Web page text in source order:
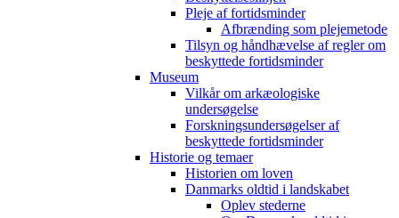
Pleje af fortidsminder
Afbrænding som plejemetode
Tilsyn og håndhævelse af regler om
beskyttede fortidsminder
Museum
Vilkår om arkæologiske
undersøgelse
Forskningsundersøgelser af
beskyttede fortidsminder
Historie og temaer
Historien om loven
Danmarks oldtid i landskabet
Oplev stederne